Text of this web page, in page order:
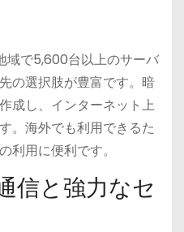
域で5,600台以上のサーバ
の選択肢が豊富です。暗
成し、インターネット上
。海外でも利用できるた
利用に便利です。
信と強力なセ